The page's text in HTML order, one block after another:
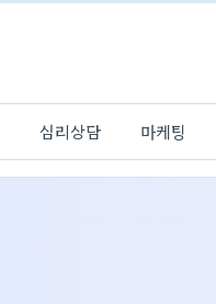
심리상담 마케팅